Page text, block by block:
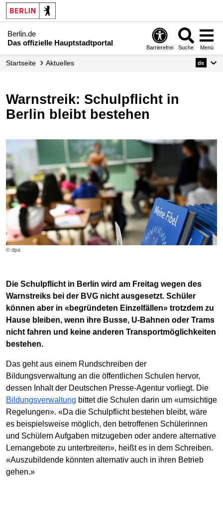
Berlin.de
Das offizielle Hauptstadtportal
Barrierefrei Suche Menü
Startseite Aktuelles de
Warnstreik: Schulpflicht in
Berlin bleibt bestehen
© dpa
Die Schulpflicht in Berlin wird am Freitag wegen des
Warnstreiks bei der BVG nicht ausgesetzt. Schüler
können aber in «begründeten Einzelfällen» trotzdem zu
Hause bleiben, wenn ihre Busse, U-Bahnen oder Trams
nicht fahren und keine anderen Transportmöglichkeiten
bestehen.
Das geht aus einem Rundschreiben der
Bildungsverwaltung an die öffentlichen Schulen hervor,
dessen Inhalt der Deutschen Presse-Agentur vorliegt. Die
Bildungsverwaltung bittet die Schulen darin um «umsichtige
Regelungen». «Da die Schulpflicht bestehen bleibt, wäre
es beispielsweise möglich, den betroffenen Schülerinnen
und Schülern Aufgaben mitzugeben oder andere alternative
Lernangebote zu unterbreiten», heißt es in dem Schreiben.
«Auszubildende könnten alternativ auch in ihren Betrieb
gehen.»